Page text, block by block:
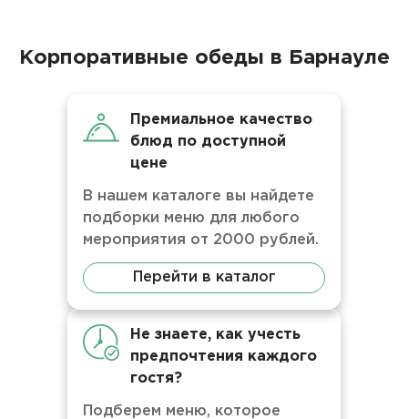
Корпоративные обеды в Барнауле
Премиальное качество
блюд по доступной
цене
В нашем каталоге вы найдете
подборки меню для любого
мероприятия от 2000 рублей.
Перейти в каталог
Не знаете, как учесть
предпочтения каждого
гостя?
Подберем меню, которое